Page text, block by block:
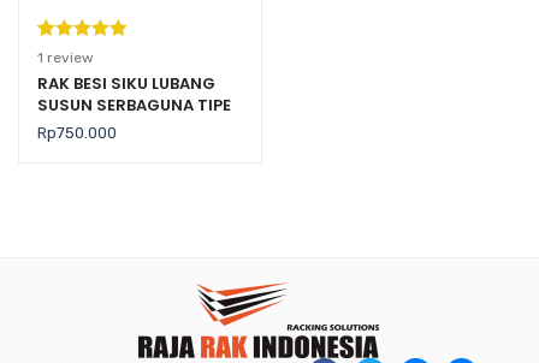
Peringkat
5.00dari 5
berdasarka
n
1
penilaian
1 review
RAK BESI SIKU LUBANG
SUSUN SERBAGUNA TIPE
RK-01 RAJARAK
Rp750.000